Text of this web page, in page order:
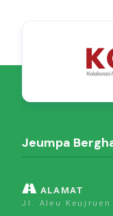
Jeumpa
ALAMAT
Jl. Aleu Keujruen